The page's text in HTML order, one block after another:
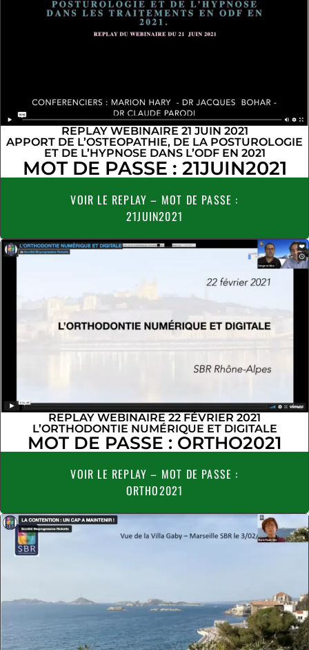
REPLAY WEBINAIRE 21 JUIN 2021
APPORT DE L’OSTEOPATHIE, DE LA POSTUROLOGIE
ET DE L’HYPNOSE DANS L’ODF EN 2021
MOT DE PASSE : 21JUIN2021
VOIR LE REPLAY – MOT DE PASSE :
21JUIN2021
REPLAY WEBINAIRE 22 FÉVRIER 2021
L’ORTHODONTIE NUMÉRIQUE ET DIGITALE
MOT DE PASSE : ORTHO2021
VOIR LE REPLAY – MOT DE PASSE :
ORTHO2021